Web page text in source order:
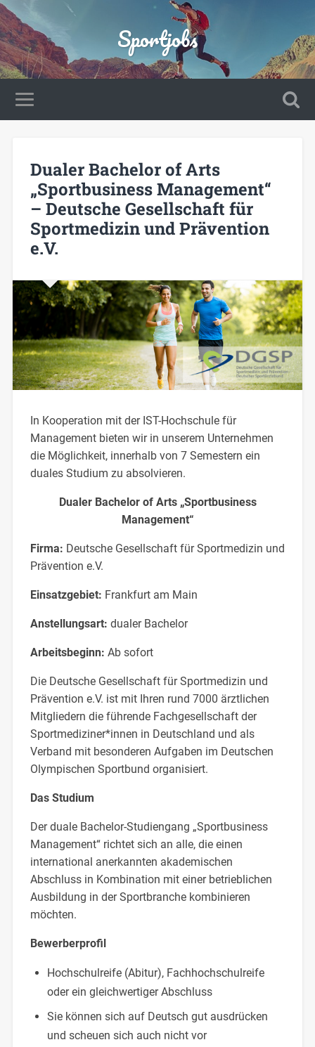
Sportjobs
Dualer Bachelor of Arts
„Sportbusiness Management“
– Deutsche Gesellschaft für
Sportmedizin und Prävention
e.V.
In Kooperation mit der IST-Hochschule für
Management bieten wir in unserem Unternehmen
die Möglichkeit, innerhalb von 7 Semestern ein
duales Studium zu absolvieren.
Dualer Bachelor of Arts „Sportbusiness
Management“
Firma: Deutsche Gesellschaft für Sportmedizin und
Prävention e.V.
Einsatzgebiet: Frankfurt am Main
Anstellungsart: dualer Bachelor
Arbeitsbeginn: Ab sofort
Die Deutsche Gesellschaft für Sportmedizin und
Prävention e.V. ist mit Ihren rund 7000 ärztlichen
Mitgliedern die führende Fachgesellschaft der
Sportmediziner*innen in Deutschland und als
Verband mit besonderen Aufgaben im Deutschen
Olympischen Sportbund organisiert.
Das Studium
Der duale Bachelor-Studiengang „Sportbusiness
Management“ richtet sich an alle, die einen
international anerkannten akademischen
Abschluss in Kombination mit einer betrieblichen
Ausbildung in der Sportbranche kombinieren
möchten.
Bewerberprofil
Hochschulreife (Abitur), Fachhochschulreife
oder ein gleichwertiger Abschluss
Sie können sich auf Deutsch gut ausdrücken
und scheuen sich auch nicht vor